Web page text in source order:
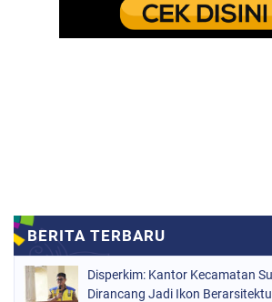
Disperkim: Kantor Kecamatan
Dirancang Jadi Ikon